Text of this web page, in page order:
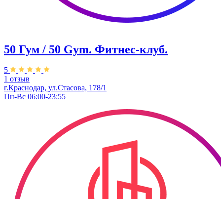
50 Гум / 50 Gym. Фитнес-клуб.
5
1 отзыв
г.Краснодар, ул.Стасова, 178/1
Пн-Вс 06:00-23:55